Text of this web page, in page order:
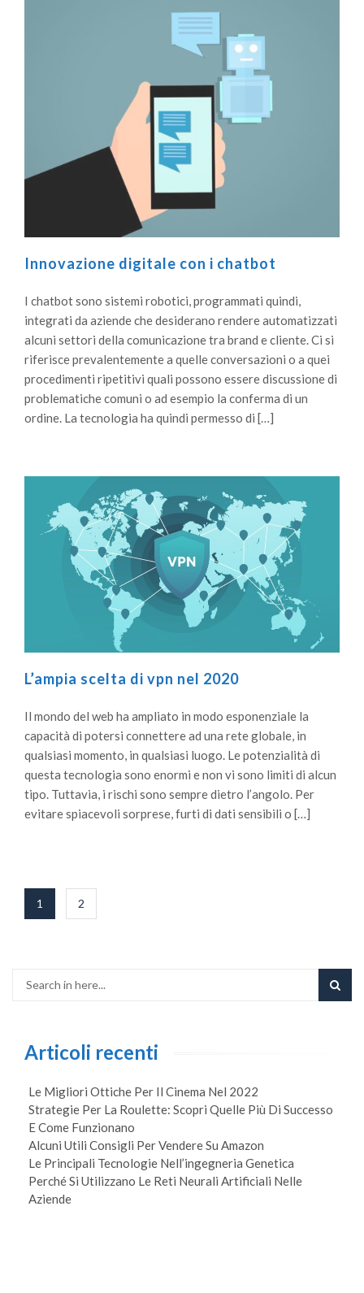
Innovazione digitale con i chatbot
I chatbot sono sistemi robotici, programmati quindi,
integrati da aziende che desiderano rendere automatizzati
alcuni settori della comunicazione tra brand e cliente. Ci si
riferisce prevalentemente a quelle conversazioni o a quei
procedimenti ripetitivi quali possono essere discussione di
problematiche comuni o ad esempio la conferma di un
ordine. La tecnologia ha quindi permesso di […]
L’ampia scelta di vpn nel 2020
Il mondo del web ha ampliato in modo esponenziale la
capacità di potersi connettere ad una rete globale, in
qualsiasi momento, in qualsiasi luogo. Le potenzialità di
questa tecnologia sono enormi e non vi sono limiti di alcun
tipo. Tuttavia, i rischi sono sempre dietro l’angolo. Per
evitare spiacevoli sorprese, furti di dati sensibili o […]
Paginazione
degli
1 2
Articoli recenti
Le Migliori Ottiche Per Il Cinema Nel 2022
Strategie Per La Roulette: Scopri Quelle Più Di Successo
E Come Funzionano
Alcuni Utili Consigli Per Vendere Su Amazon
Le Principali Tecnologie Nell’ingegneria Genetica
Perché Si Utilizzano Le Reti Neurali Artificiali Nelle
Aziende